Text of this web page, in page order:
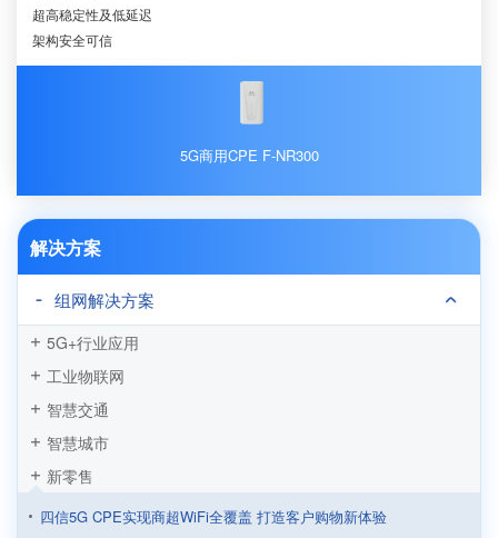
超高稳定性及低延迟
架构安全可信
5G商用CPE F-NR300
解决方案
组网解决方案
5G+行业应用
工业物联网
智慧交通
智慧城市
新零售
四信5G CPE实现商超WiFi全覆盖 打造客户购物新体验